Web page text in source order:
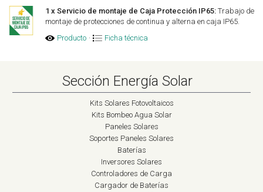
1 x Servicio de montaje de Caja Protección IP65: Trabajo de
montaje de protecciones de continua y alterna en caja IP65.
Producto · Ficha técnica
Sección Energía Solar
Kits Solares Fotovoltaicos
Kits Bombeo Agua Solar
Paneles Solares
Soportes Paneles Solares
Baterías
Inversores Solares
Controladores de Carga
Cargador de Baterías